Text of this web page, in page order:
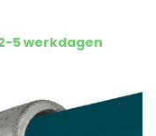
5 werkdagen